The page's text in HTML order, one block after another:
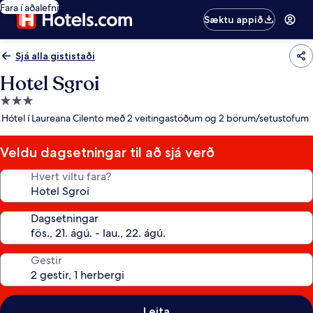
Fara í aðalefni
Sæktu appið
Sjá alla gististaði
Hotel Sgroi
3.0
stjörnu
Hótel í Laureana Cilento með 2 veitingastöðum og 2 börum/setustofum
Veldu dagsetningar til að sjá verð
Hvert viltu fara?
Dagsetningar
Gestir